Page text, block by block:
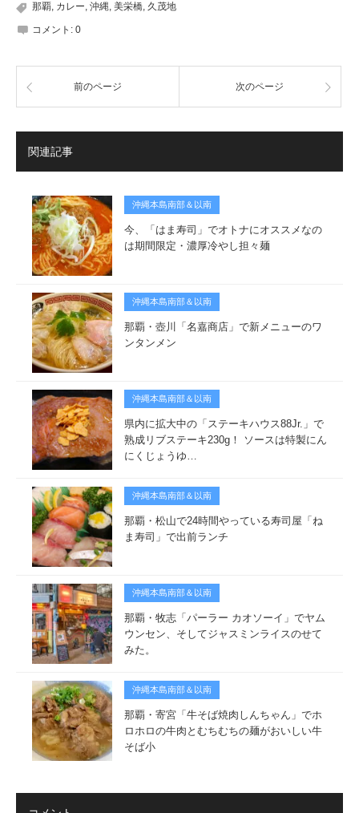
那覇, カレー, 沖縄, 美栄橋, 久茂地
コメント: 0
前のページ 次のページ
関連記事
沖縄本島南部＆以南
今、「はま寿司」でオトナにオススメなの
は期間限定・濃厚冷やし担々麺
沖縄本島南部＆以南
那覇・壺川「名嘉商店」で新メニューのワ
ンタンメン
沖縄本島南部＆以南
県内に拡大中の「ステーキハウス88Jr.」で
熟成リブステーキ230g！ ソースは特製にん
にくじょうゆ…
沖縄本島南部＆以南
那覇・松山で24時間やっている寿司屋「ね
ま寿司」で出前ランチ
沖縄本島南部＆以南
那覇・牧志「パーラー カオソーイ」でヤム
ウンセン、そしてジャスミンライスのせて
みた。
沖縄本島南部＆以南
那覇・寄宮「牛そば焼肉しんちゃん」でホ
ロホロの牛肉とむちむちの麺がおいしい牛
そば小